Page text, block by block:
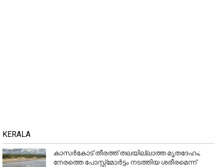
KERALA
കാസർകോട് തീരത്ത് തലയില്ലാത്ത മൃതദേഹം;
നേരത്തെ പോസ്റ്റ്‌മോർട്ടം നടത്തിയ ശരീരമെന്ന്